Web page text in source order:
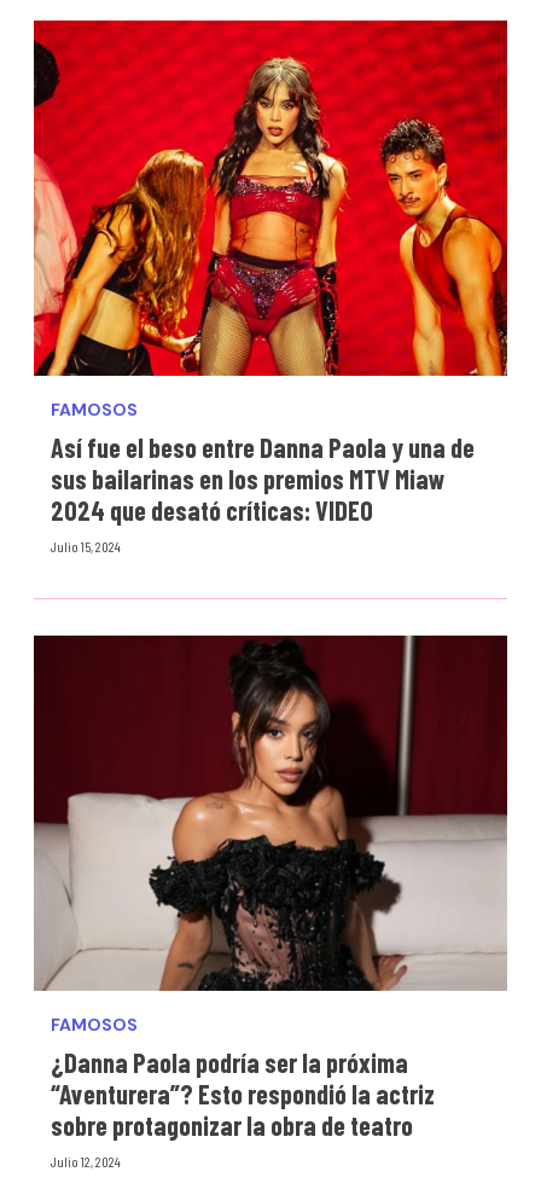
FAMOSOS
Así fue el beso entre Danna Paola y una de
sus bailarinas en los premios MTV Miaw
2024 que desató críticas: VIDEO
Julio 15, 2024
FAMOSOS
¿Danna Paola podría ser la próxima
“Aventurera”? Esto respondió la actriz
sobre protagonizar la obra de teatro
Julio 12, 2024